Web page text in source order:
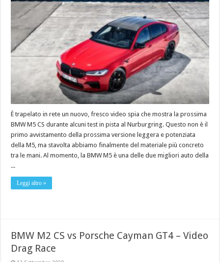
È trapelato in rete un nuovo, fresco video spia che mostra la prossima
BMW M5 CS durante alcuni test in pista al Nurburgring. Questo non è il
primo avvistamento della prossima versione leggera e potenziata
della M5, ma stavolta abbiamo finalmente del materiale più concreto
tra le mani. Al momento, la BMW M5 è una delle due migliori auto della
...
Leggi altro »
BMW M2 CS vs Porsche Cayman GT4 – Video
Drag Race